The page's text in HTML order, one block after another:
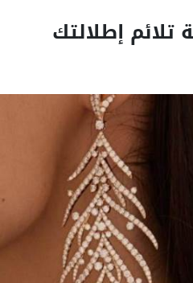
إطلالتك